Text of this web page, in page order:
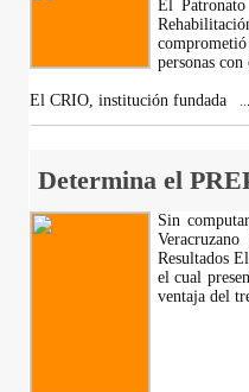
El
personas
El CRIO, institución fundada
Determina el
Sin
Resultados
el cual
ventaja del